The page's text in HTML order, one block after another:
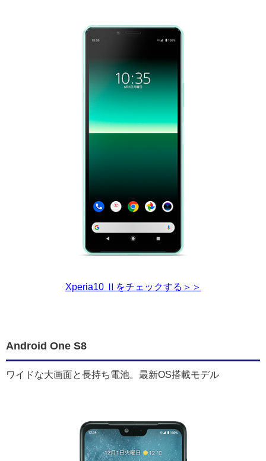
Xperia10 Ⅱをチェックする＞＞
Android One S8
ワイドな大画面と長持ち電池。最新OS搭載モデル